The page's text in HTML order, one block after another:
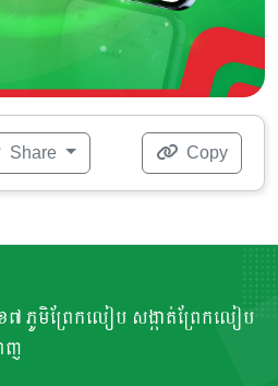
Share Copy
៧ ភូមិព្រែកលៀប សង្កាត់ព្រែកលៀប
ញ